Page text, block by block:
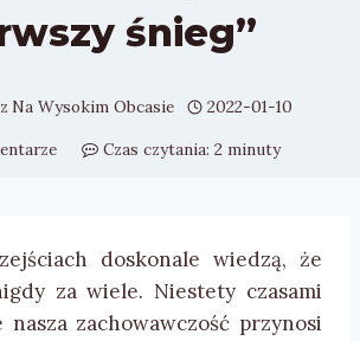
śnieg”
Na Wysokim Obcasie
2022-01-10
Czas czytania: 2 minuty
doskonale wiedzą, że
za wiele. Niestety czasami
nasza zachowawczość przynosi